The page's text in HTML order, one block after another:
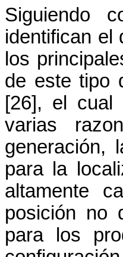
Siguiendo
identifican el
los
de este tipo
[26], el cual
varias
generación,
para la
altamente
posición no
para los